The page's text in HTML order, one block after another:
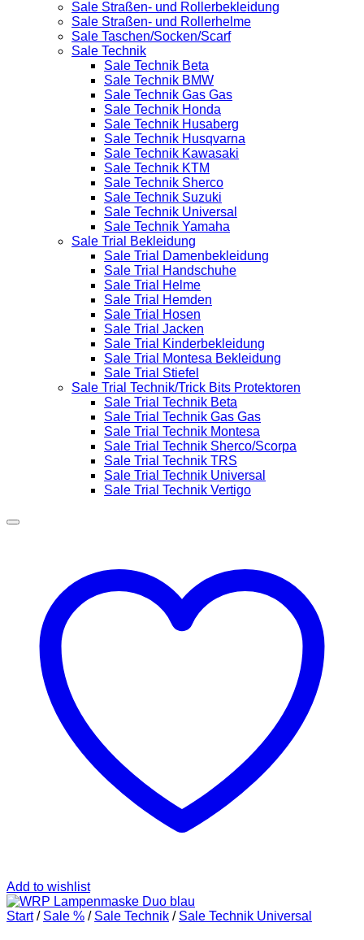
Sale Straßen- und Rollerbekleidung
Sale Straßen- und Rollerhelme
Sale Taschen/Socken/Scarf
Sale Technik
Sale Technik Beta
Sale Technik BMW
Sale Technik Gas Gas
Sale Technik Honda
Sale Technik Husaberg
Sale Technik Husqvarna
Sale Technik Kawasaki
Sale Technik KTM
Sale Technik Sherco
Sale Technik Suzuki
Sale Technik Universal
Sale Technik Yamaha
Sale Trial Bekleidung
Sale Trial Damenbekleidung
Sale Trial Handschuhe
Sale Trial Helme
Sale Trial Hemden
Sale Trial Hosen
Sale Trial Jacken
Sale Trial Kinderbekleidung
Sale Trial Montesa Bekleidung
Sale Trial Stiefel
Sale Trial Technik/Trick Bits Protektoren
Sale Trial Technik Beta
Sale Trial Technik Gas Gas
Sale Trial Technik Montesa
Sale Trial Technik Sherco/Scorpa
Sale Trial Technik TRS
Sale Trial Technik Universal
Sale Trial Technik Vertigo
Add to wishlist
Start / Sale % / Sale Technik / Sale Technik Universal